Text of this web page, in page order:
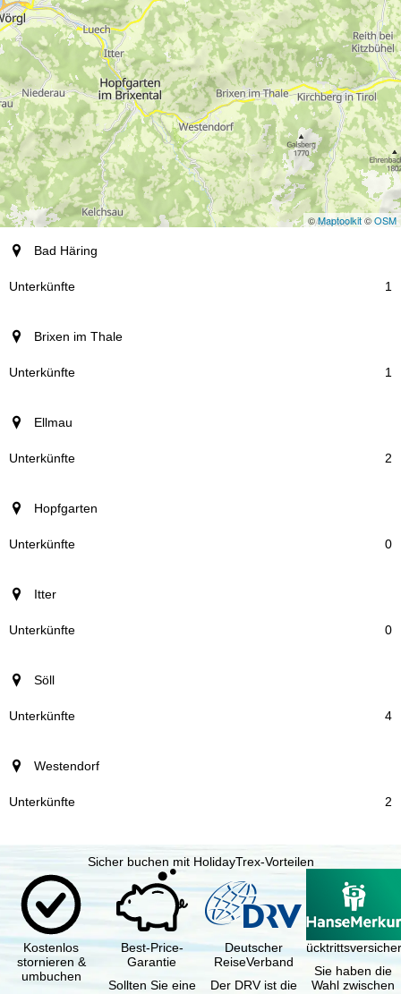
©Maptoolkit©OSM
Ort
Unterkünfte
Bad Häring
1
Brixen im Thale
1
Ellmau
2
Hopfgarten
0
Itter
0
Söll
4
Westendorf
2
Sicher buchen mit HolidayTrex-Vorteilen
Kostenlos
stornieren &
umbuchen
Best-Price-
Garantie
Sollten Sie eine
Deutscher
ReiseVerband
Der DRV ist die
Sie haben die
Wahl zwischen